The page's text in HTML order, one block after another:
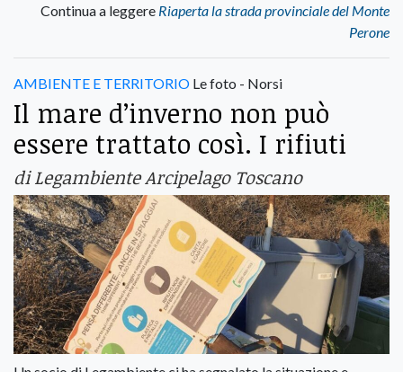
Continua a leggere Riaperta la strada provinciale del Monte
Perone
AMBIENTE E TERRITORIO Le foto - Norsi
Il mare d’inverno non può
essere trattato così. I rifiuti
di Legambiente Arcipelago Toscano